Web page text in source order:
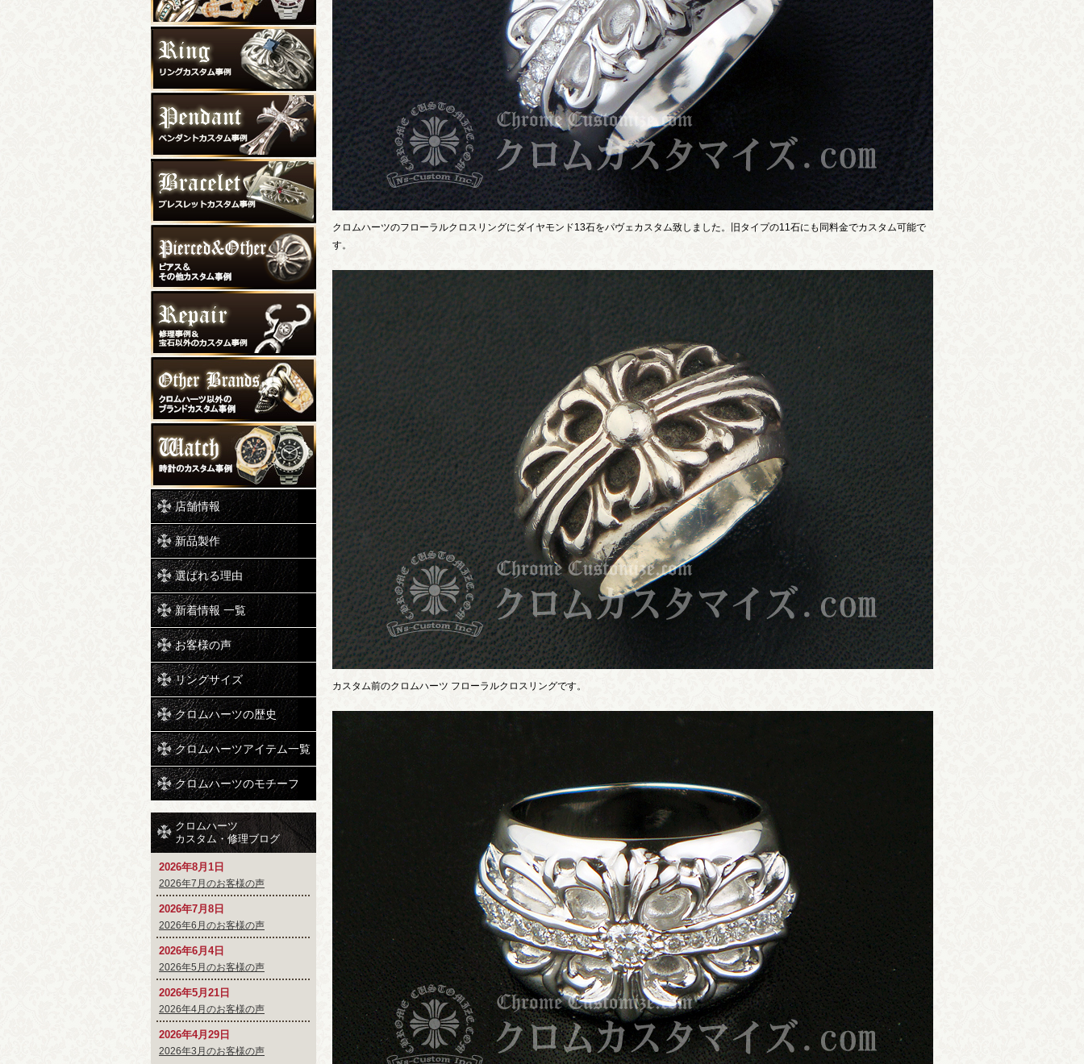
クロムハーツのフローラルクロスリングにダイヤモンド13石をパヴェカスタム致しました。旧タイプの11石にも同料金でカスタム可能で
す。
カスタム前のクロムハーツ フローラルクロスリングです。
店舗情報
新品製作
選ばれる理由
新着情報 一覧
お客様の声
リングサイズ
クロムハーツの歴史
クロムハーツアイテム一覧
クロムハーツのモチーフ
クロムハーツ
カスタム・修理ブログ
2026年8月1日
2026年7月のお客様の声
2026年7月8日
2026年6月のお客様の声
2026年6月4日
2026年5月のお客様の声
2026年5月21日
2026年4月のお客様の声
2026年4月29日
2026年3月のお客様の声